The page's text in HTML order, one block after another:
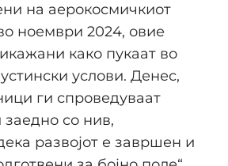
на аерокосмичкиот
ноември 2024, овие
како пукаат во
услови. Денес,
ги спроведуваат
со нив,
развојот е завршен и